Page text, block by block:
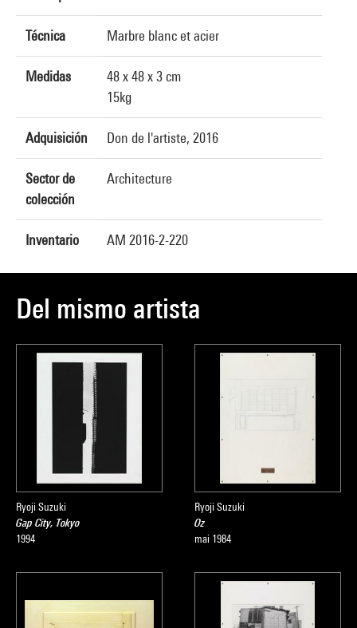
Técnica Marbre blanc et acier
Medidas
48 x 48 x 3 cm
15kg
Adquisición Don de l'artiste, 2016
Sector de
colección
Architecture
Inventario AM 2016-2-220
Del mismo artista
Ryoji Suzuki
Gap City, Tokyo
1994
Ryoji Suzuki
Oz
mai 1984